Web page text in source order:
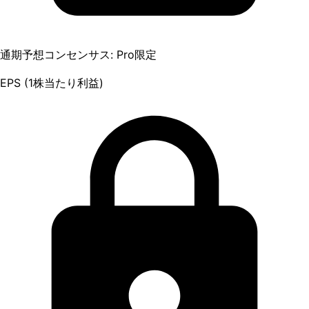
通期予想コンセンサス: Pro限定
EPS (1株当たり利益)